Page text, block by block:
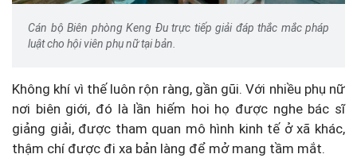
Cán bộ Biên phòng Keng Đu trực tiếp giải đáp thắc mắc pháp
luật cho hội viên phụ nữ tại bản.
Không khí vì thế luôn rộn ràng, gần gũi. Với nhiều phụ nữ
nơi biên giới, đó là lần hiếm hoi họ được nghe bác sĩ
giảng giải, được tham quan mô hình kinh tế ở xã khác,
thậm chí được đi xa bản làng để mở mang tầm mắt.